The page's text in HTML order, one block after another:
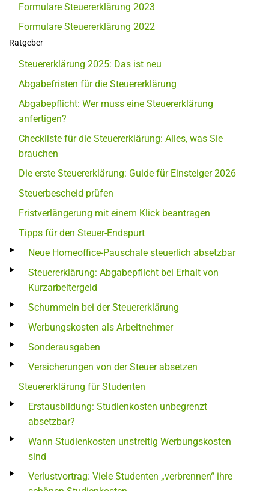
Formulare Steuererklärung 2023
Formulare Steuererklärung 2022
Ratgeber
Steuererklärung 2025: Das ist neu
Abgabefristen für die Steuererklärung
Abgabepflicht: Wer muss eine Steuererklärung
anfertigen?
Checkliste für die Steuererklärung: Alles, was Sie
brauchen
Die erste Steuererklärung: Guide für Einsteiger 2026
Steuerbescheid prüfen
Fristverlängerung mit einem Klick beantragen
Tipps für den Steuer-Endspurt
Neue Homeoffice-Pauschale steuerlich absetzbar
Steuererklärung: Abgabepflicht bei Erhalt von
Kurzarbeitergeld
Schummeln bei der Steuererklärung
Werbungskosten als Arbeitnehmer
Sonderausgaben
Versicherungen von der Steuer absetzen
Steuererklärung für Studenten
Erstausbildung: Studienkosten unbegrenzt
absetzbar?
Wann Studienkosten unstreitig Werbungskosten
sind
Verlustvortrag: Viele Studenten „verbrennen“ ihre